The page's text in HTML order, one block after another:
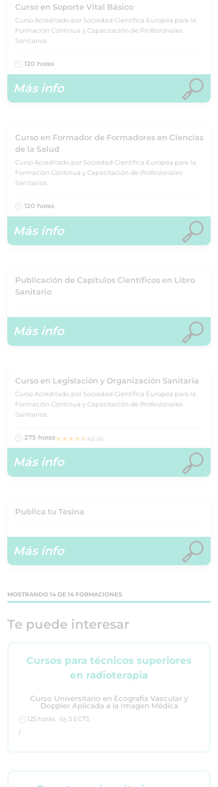
Curso en Soporte Vital Básico
Curso Acreditado por Sociedad Científica Europea para la
Formación Continua y Capacitación de Profesionales
Sanitarios
120 horas
Más info
Curso en Formador de Formadores en Ciencias
de la Salud
Curso Acreditado por Sociedad Científica Europea para la
Formación Continua y Capacitación de Profesionales
Sanitarios
120 horas
Más info
Publicación de Capítulos Científicos en Libro
Sanitario
Más info
Curso en Legislación y Organización Sanitaria
Curso Acreditado por Sociedad Científica Europea para la
Formación Continua y Capacitación de Profesionales
Sanitarios
275 horas 4,5 (6)
Más info
Publica tu Tesina
Más info
MOSTRANDO 14 DE 14 FORMACIONES
Te puede interesar
Cursos para técnicos superiores
en radioterapia
Curso Universitario en Ecografía Vascular y
Doppler Aplicada a la Imagen Médica
125 horas
5 ECTS
/